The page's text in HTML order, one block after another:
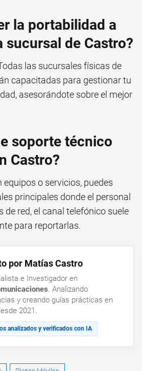
la portabilidad a
sucursal de Castro?
las sucursales físicas de
capacitadas para gestionar tu
asesorándote sobre el mejor
soporte técnico
Castro?
o servicios, puedes
principales donde el personal
de red, el canal telefónico suele
para reportarlas.
por Matías Castro
e Investigador en
. Analizando
y creando guías prácticas en
2021.
analizados y verificados con IA